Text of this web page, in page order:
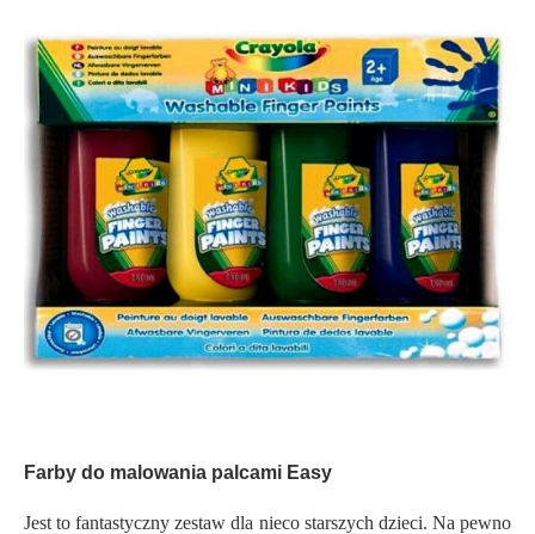
Farby do malowania palcami Easy
Jest to fantastyczny zestaw dla nieco starszych dzieci. Na pewno